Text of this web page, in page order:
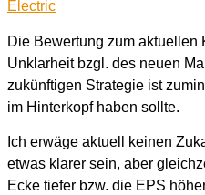
Die Bewertung zum aktuellen
Unklarheit bzgl. des neuen
zukünftigen Strategie ist
im Hinterkopf haben sollte.
Ich erwäge aktuell keinen
etwas klarer sein, aber
Ecke tiefer bzw. die EPS